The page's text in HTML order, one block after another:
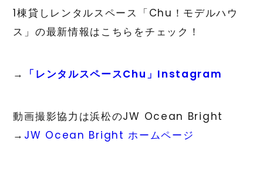
1棟貸しレンタルスペース「Chu！モデルハウ
ス」の最新情報はこちらをチェック！
→ 「レンタルスペースChu」Instagram
動画撮影協力は浜松のJW Ocean Bright
→ JW Ocean Bright ホームページ